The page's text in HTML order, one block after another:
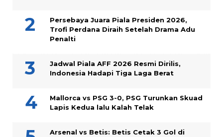
Persebaya Juara Piala Presiden 2026,
Trofi Perdana Diraih Setelah Drama Adu
Penalti
Jadwal Piala AFF 2026 Resmi Dirilis,
Indonesia Hadapi Tiga Laga Berat
Mallorca vs PSG 3-0, PSG Turunkan Skuad
Lapis Kedua lalu Kalah Telak
Arsenal vs Betis: Betis Cetak 3 Gol di